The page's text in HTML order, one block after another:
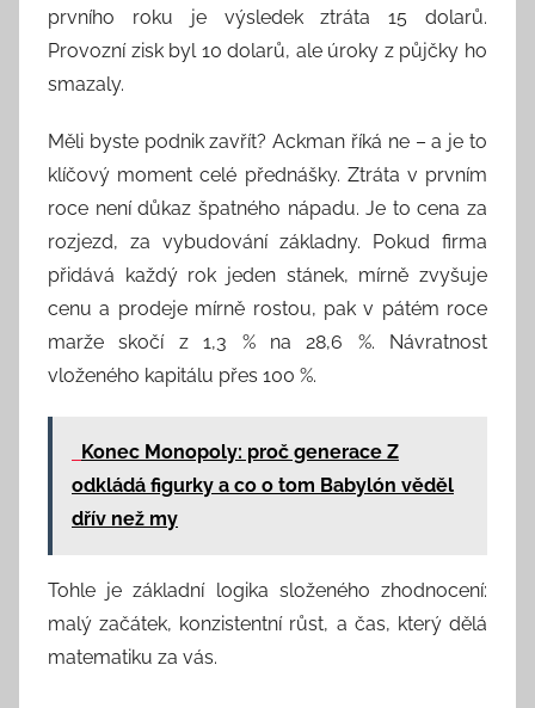
prvního roku je výsledek ztráta 15 dolarů.
Provozní zisk byl 10 dolarů, ale úroky z půjčky ho
smazaly.
Měli byste podnik zavřít? Ackman říká ne – a je to
klíčový moment celé přednášky. Ztráta v prvním
roce není důkaz špatného nápadu. Je to cena za
rozjezd, za vybudování základny. Pokud firma
přidává každý rok jeden stánek, mírně zvyšuje
cenu a prodeje mírně rostou, pak v pátém roce
marže skočí z 1,3 % na 28,6 %. Návratnost
vloženého kapitálu přes 100 %.
Konec Monopoly: proč generace Z
odkládá figurky a co o tom Babylón věděl
dřív než my
Tohle je základní logika složeného zhodnocení:
malý začátek, konzistentní růst, a čas, který dělá
matematiku za vás.